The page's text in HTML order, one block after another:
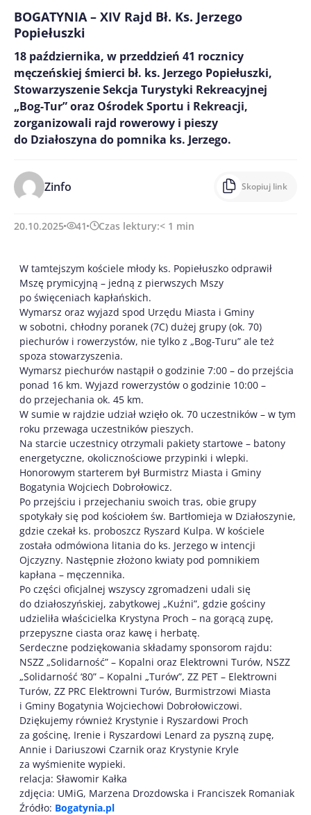
BOGATYNIA – XIV Rajd Bł. Ks. Jerzego
Popiełuszki
18 października, w przeddzień 41 rocznicy
męczeńskiej śmierci bł. ks. Jerzego Popiełuszki,
Stowarzyszenie Sekcja Turystyki Rekreacyjnej
„Bog-Tur” oraz Ośrodek Sportu i Rekreacji,
zorganizowali rajd rowerowy i pieszy
do Działoszyna do pomnika ks. Jerzego.
Zinfo Skopiuj link
20.10.2025 41 Czas lektury:< 1 min
W tamtejszym kościele młody ks. Popiełuszko odprawił
Mszę prymicyjną – jedną z pierwszych Mszy
po święceniach kapłańskich.
Wymarsz oraz wyjazd spod Urzędu Miasta i Gminy
w sobotni, chłodny poranek (7C) dużej grupy (ok. 70)
piechurów i rowerzystów, nie tylko z „Bog-Turu” ale też
spoza stowarzyszenia.
Wymarsz piechurów nastąpił o godzinie 7:00 – do przejścia
ponad 16 km. Wyjazd rowerzystów o godzinie 10:00 –
do przejechania ok. 45 km.
W sumie w rajdzie udział wzięło ok. 70 uczestników – w tym
roku przewaga uczestników pieszych.
Na starcie uczestnicy otrzymali pakiety startowe – batony
energetyczne, okolicznościowe przypinki i wlepki.
Honorowym starterem był Burmistrz Miasta i Gminy
Bogatynia Wojciech Dobrołowicz.
Po przejściu i przejechaniu swoich tras, obie grupy
spotykały się pod kościołem św. Bartłomieja w Działoszynie,
gdzie czekał ks. proboszcz Ryszard Kulpa. W kościele
została odmówiona litania do ks. Jerzego w intencji
Ojczyzny. Następnie złożono kwiaty pod pomnikiem
kapłana – męczennika.
Po części oficjalnej wszyscy zgromadzeni udali się
do działoszyńskiej, zabytkowej „Kuźni”, gdzie gościny
udzieliła właścicielka Krystyna Proch – na gorącą zupę,
przepyszne ciasta oraz kawę i herbatę.
Serdeczne podziękowania składamy sponsorom rajdu:
NSZZ „Solidarność” – Kopalni oraz Elektrowni Turów, NSZZ
„Solidarność ‘80” – Kopalni „Turów”, ZZ PET – Elektrowni
Turów, ZZ PRC Elektrowni Turów, Burmistrzowi Miasta
i Gminy Bogatynia Wojciechowi Dobrołowiczowi.
Dziękujemy również Krystynie i Ryszardowi Proch
za gościnę, Irenie i Ryszardowi Lenard za pyszną zupę,
Annie i Dariuszowi Czarnik oraz Krystynie Kryle
za wyśmienite wypieki.
relacja: Sławomir Kałka
zdjęcia: UMiG, Marzena Drozdowska i Franciszek Romaniak
Źródło: Bogatynia.pl